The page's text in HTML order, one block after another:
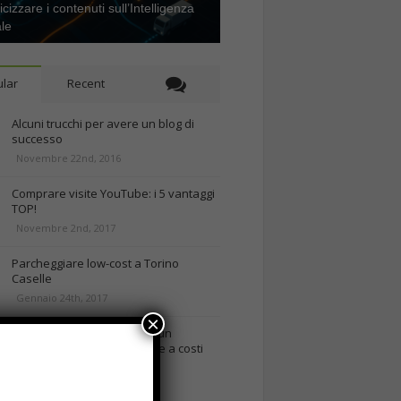
i contenuti sull’Intelligenza
Recent
Alcuni trucchi per avere un blog di
successo
Novembre 22nd, 2016
Comprare visite YouTube: i 5 vantaggi
TOP!
Novembre 2nd, 2017
Parcheggiare low-cost a Torino
Caselle
Gennaio 24th, 2017
Consigli per intraprendere un
business on-line efficiente e a costi
×